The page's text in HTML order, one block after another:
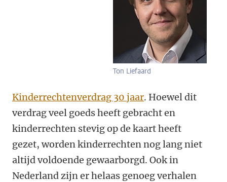
Ton Liefaard
Kinderrechtenverdrag 30 jaar. Hoewel dit
verdrag veel goeds heeft gebracht en
kinderrechten stevig op de kaart heeft
gezet, worden kinderrechten nog lang niet
altijd voldoende gewaarborgd. Ook in
Nederland zijn er helaas genoeg verhalen